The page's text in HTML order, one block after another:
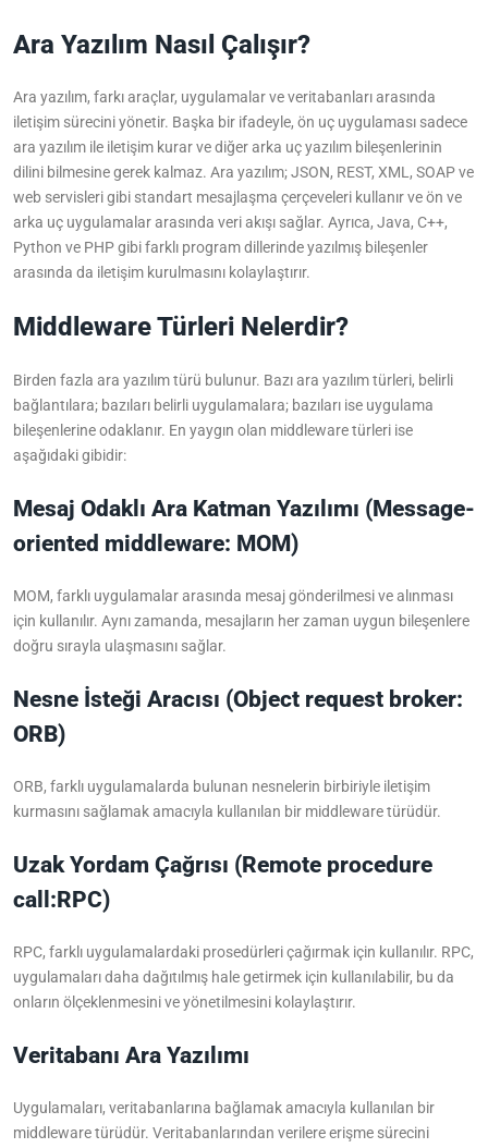
Ara Yazılım Nasıl Çalışır?
Ara yazılım, farkı araçlar, uygulamalar ve veritabanları arasında
iletişim sürecini yönetir. Başka bir ifadeyle, ön uç uygulaması sadece
ara yazılım ile iletişim kurar ve diğer arka uç yazılım bileşenlerinin
dilini bilmesine gerek kalmaz. Ara yazılım; JSON, REST, XML, SOAP ve
web servisleri gibi standart mesajlaşma çerçeveleri kullanır ve ön ve
arka uç uygulamalar arasında veri akışı sağlar. Ayrıca, Java, C++,
Python ve PHP gibi farklı program dillerinde yazılmış bileşenler
arasında da iletişim kurulmasını kolaylaştırır.
Middleware Türleri Nelerdir?
Birden fazla ara yazılım türü bulunur. Bazı ara yazılım türleri, belirli
bağlantılara; bazıları belirli uygulamalara; bazıları ise uygulama
bileşenlerine odaklanır. En yaygın olan middleware türleri ise
aşağıdaki gibidir:
Mesaj Odaklı Ara Katman Yazılımı (Message-
oriented middleware: MOM)
MOM, farklı uygulamalar arasında mesaj gönderilmesi ve alınması
için kullanılır. Aynı zamanda, mesajların her zaman uygun bileşenlere
doğru sırayla ulaşmasını sağlar.
Nesne İsteği Aracısı (Object request broker:
ORB)
ORB, farklı uygulamalarda bulunan nesnelerin birbiriyle iletişim
kurmasını sağlamak amacıyla kullanılan bir middleware türüdür.
Uzak Yordam Çağrısı (Remote procedure
call:RPC)
RPC, farklı uygulamalardaki prosedürleri çağırmak için kullanılır. RPC,
uygulamaları daha dağıtılmış hale getirmek için kullanılabilir, bu da
onların ölçeklenmesini ve yönetilmesini kolaylaştırır.
Veritabanı Ara Yazılımı
Uygulamaları, veritabanlarına bağlamak amacıyla kullanılan bir
middleware türüdür. Veritabanlarından verilere erişme sürecini